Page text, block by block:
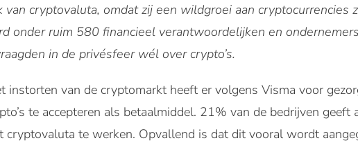
van cryptovaluta, omdat zij een wildgroei aan cryptocurrencies
onder ruim 580 financieel verantwoordelijken en
in de privésfeer wél over crypto’s.
instorten van de cryptomarkt heeft er volgens Visma voor
te accepteren als betaalmiddel. 21% van de bedrijven
cryptovaluta te werken. Opvallend is dat dit vooral wordt